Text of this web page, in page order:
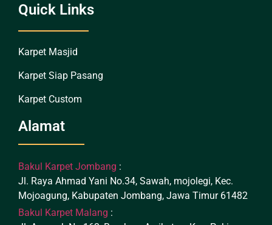
Quick Links
Karpet Masjid
Karpet Siap Pasang
Karpet Custom
Alamat
Bakul Karpet Jombang :
Jl. Raya Ahmad Yani No.34, Sawah, mojolegi, Kec.
Mojoagung, Kabupaten Jombang, Jawa Timur 61482
Bakul Karpet Malang :